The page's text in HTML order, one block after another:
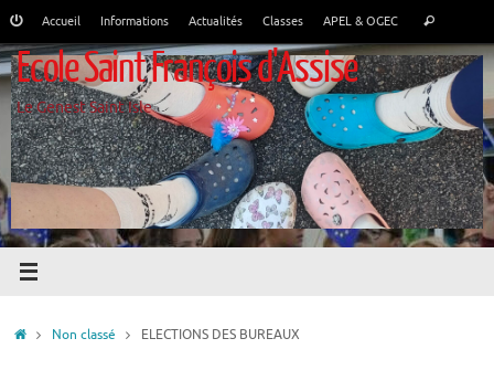
Passer
contenu
Accueil Informations Actualités Classes APEL & OGEC
:
Rechercher
Ecole Saint François d'Assise
Le Genest Saint Isle
AccueilNon classé ELECTIONS DES BUREAUX